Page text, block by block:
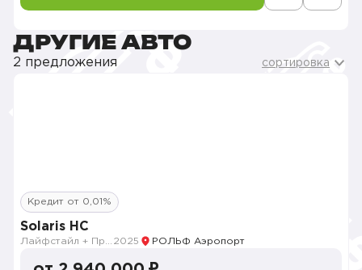
ДРУГИЕ АВТО
2 предложения сортировка
Кредит от 0,01%
Solaris HC
2025 РОЛЬФ Аэропорт